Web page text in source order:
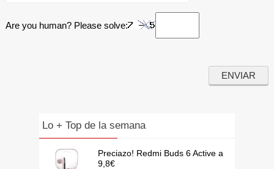
Are you human? Please solve:
Lo + Top de la semana
Preciazo! Redmi Buds 6 Active a
9,8€